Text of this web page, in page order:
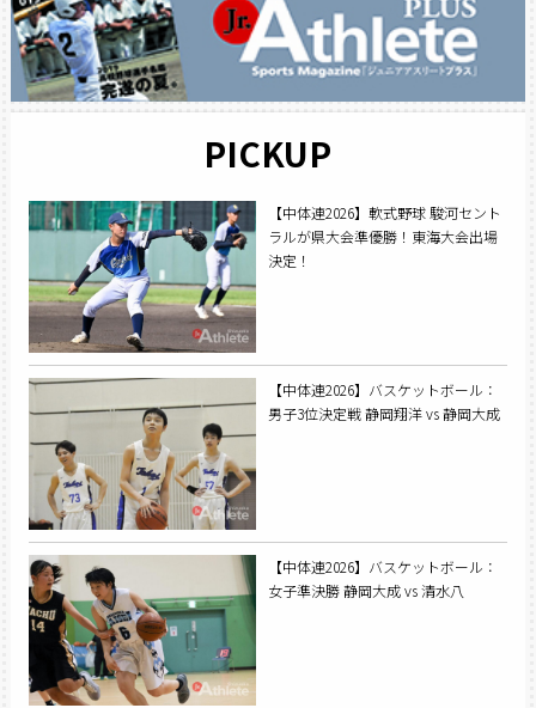
PICKUP
【中体連2026】軟式野球 駿河セント
ラルが県大会準優勝！東海大会出場
決定！
【中体連2026】バスケットボール：
男子3位決定戦 静岡翔洋 vs 静岡大成
【中体連2026】バスケットボール：
女子準決勝 静岡大成 vs 清水八